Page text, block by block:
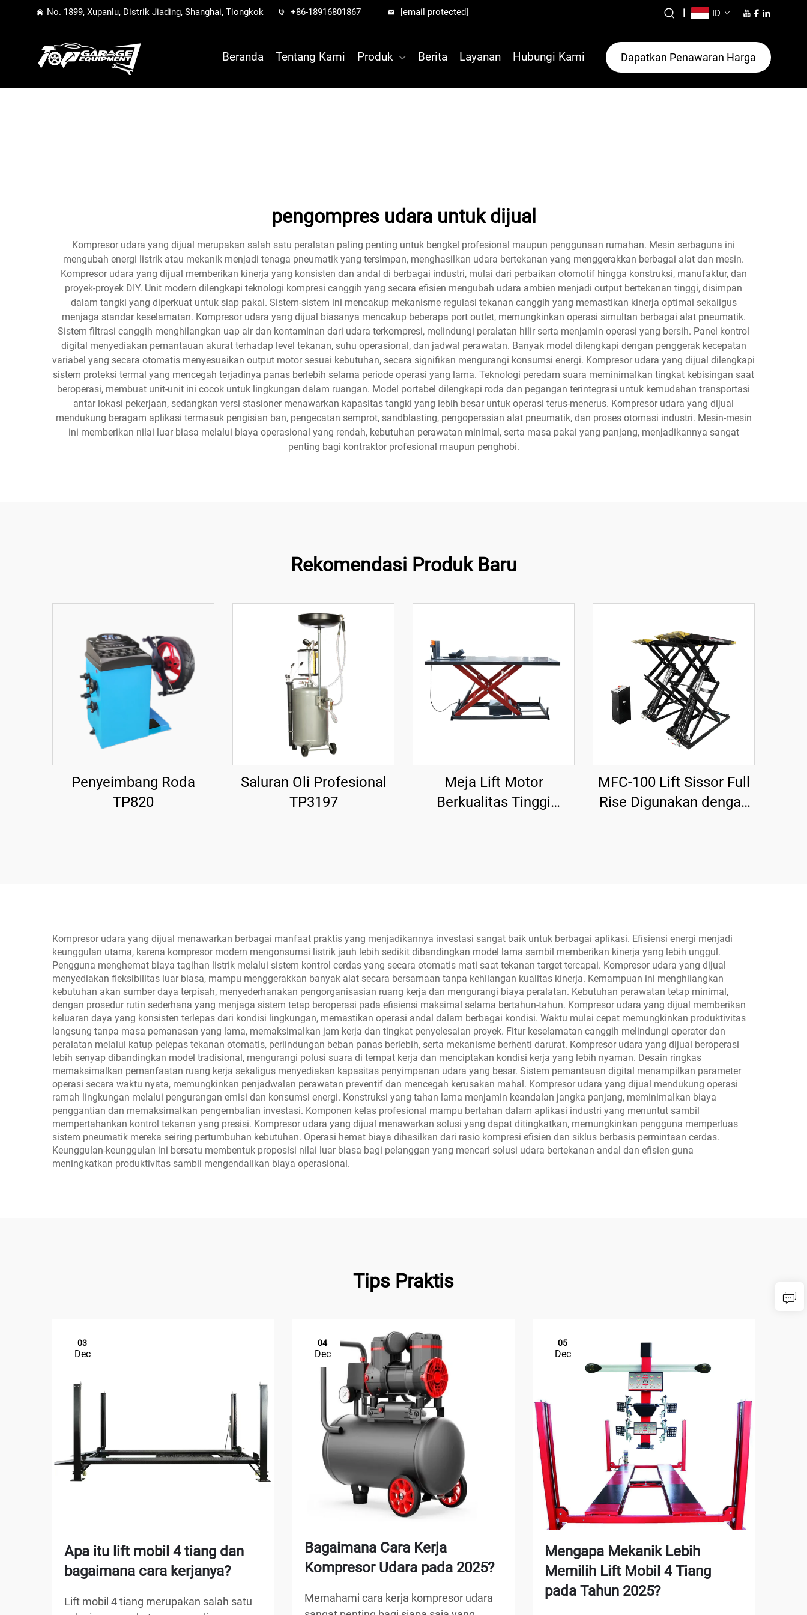
No. 1899, Xupanlu, Distrik Jiading, Shanghai, Tiongkok +86-18916801867 [email protected] | ID
Beranda Tentang Kami Produk Berita Layanan Hubungi Kami Dapatkan Penawaran Harga
pengompres udara untuk dijual
Kompresor udara yang dijual merupakan salah satu peralatan paling penting untuk bengkel profesional maupun penggunaan rumahan. Mesin serbaguna ini
mengubah energi listrik atau mekanik menjadi tenaga pneumatik yang tersimpan, menghasilkan udara bertekanan yang menggerakkan berbagai alat dan mesin.
Kompresor udara yang dijual memberikan kinerja yang konsisten dan andal di berbagai industri, mulai dari perbaikan otomotif hingga konstruksi, manufaktur, dan
proyek-proyek DIY. Unit modern dilengkapi teknologi kompresi canggih yang secara efisien mengubah udara ambien menjadi output bertekanan tinggi, disimpan
dalam tangki yang diperkuat untuk siap pakai. Sistem-sistem ini mencakup mekanisme regulasi tekanan canggih yang memastikan kinerja optimal sekaligus
menjaga standar keselamatan. Kompresor udara yang dijual biasanya mencakup beberapa port outlet, memungkinkan operasi simultan berbagai alat pneumatik.
Sistem filtrasi canggih menghilangkan uap air dan kontaminan dari udara terkompresi, melindungi peralatan hilir serta menjamin operasi yang bersih. Panel kontrol
digital menyediakan pemantauan akurat terhadap level tekanan, suhu operasional, dan jadwal perawatan. Banyak model dilengkapi dengan penggerak kecepatan
variabel yang secara otomatis menyesuaikan output motor sesuai kebutuhan, secara signifikan mengurangi konsumsi energi. Kompresor udara yang dijual dilengkapi
sistem proteksi termal yang mencegah terjadinya panas berlebih selama periode operasi yang lama. Teknologi peredam suara meminimalkan tingkat kebisingan saat
beroperasi, membuat unit-unit ini cocok untuk lingkungan dalam ruangan. Model portabel dilengkapi roda dan pegangan terintegrasi untuk kemudahan transportasi
antar lokasi pekerjaan, sedangkan versi stasioner menawarkan kapasitas tangki yang lebih besar untuk operasi terus-menerus. Kompresor udara yang dijual
mendukung beragam aplikasi termasuk pengisian ban, pengecatan semprot, sandblasting, pengoperasian alat pneumatik, dan proses otomasi industri. Mesin-mesin
ini memberikan nilai luar biasa melalui biaya operasional yang rendah, kebutuhan perawatan minimal, serta masa pakai yang panjang, menjadikannya sangat
penting bagi kontraktor profesional maupun penghobi.
Rekomendasi Produk Baru
Penyeimbang Roda
TP820
Saluran Oli Profesional
TP3197
Meja Lift Motor
Berkualitas Tinggi
MFC-100 Lift Sissor Full
Rise Digunakan dengan
Kompresor udara yang dijual menawarkan berbagai manfaat praktis yang menjadikannya investasi sangat baik untuk berbagai aplikasi. Efisiensi energi menjadi
keunggulan utama, karena kompresor modern mengonsumsi listrik jauh lebih sedikit dibandingkan model lama sambil memberikan kinerja yang lebih unggul.
Pengguna menghemat biaya tagihan listrik melalui sistem kontrol cerdas yang secara otomatis mati saat tekanan target tercapai. Kompresor udara yang dijual
menyediakan fleksibilitas luar biasa, mampu menggerakkan banyak alat secara bersamaan tanpa kehilangan kualitas kinerja. Kemampuan ini menghilangkan
kebutuhan akan sumber daya terpisah, menyederhanakan pengorganisasian ruang kerja dan mengurangi biaya peralatan. Kebutuhan perawatan tetap minimal,
dengan prosedur rutin sederhana yang menjaga sistem tetap beroperasi pada efisiensi maksimal selama bertahun-tahun. Kompresor udara yang dijual memberikan
keluaran daya yang konsisten terlepas dari kondisi lingkungan, memastikan operasi andal dalam berbagai kondisi. Waktu mulai cepat memungkinkan produktivitas
langsung tanpa masa pemanasan yang lama, memaksimalkan jam kerja dan tingkat penyelesaian proyek. Fitur keselamatan canggih melindungi operator dan
peralatan melalui katup pelepas tekanan otomatis, perlindungan beban panas berlebih, serta mekanisme berhenti darurat. Kompresor udara yang dijual beroperasi
lebih senyap dibandingkan model tradisional, mengurangi polusi suara di tempat kerja dan menciptakan kondisi kerja yang lebih nyaman. Desain ringkas
memaksimalkan pemanfaatan ruang kerja sekaligus menyediakan kapasitas penyimpanan udara yang besar. Sistem pemantauan digital menampilkan parameter
operasi secara waktu nyata, memungkinkan penjadwalan perawatan preventif dan mencegah kerusakan mahal. Kompresor udara yang dijual mendukung operasi
ramah lingkungan melalui pengurangan emisi dan konsumsi energi. Konstruksi yang tahan lama menjamin keandalan jangka panjang, meminimalkan biaya
penggantian dan memaksimalkan pengembalian investasi. Komponen kelas profesional mampu bertahan dalam aplikasi industri yang menuntut sambil
mempertahankan kontrol tekanan yang presisi. Kompresor udara yang dijual menawarkan solusi yang dapat ditingkatkan, memungkinkan pengguna memperluas
sistem pneumatik mereka seiring pertumbuhan kebutuhan. Operasi hemat biaya dihasilkan dari rasio kompresi efisien dan siklus berbasis permintaan cerdas.
Keunggulan-keunggulan ini bersatu membentuk proposisi nilai luar biasa bagi pelanggan yang mencari solusi udara bertekanan andal dan efisien guna
meningkatkan produktivitas sambil mengendalikan biaya operasional.
Tips Praktis
03
Dec
Apa itu lift mobil 4 tiang dan
bagaimana cara kerjanya?
Lift mobil 4 tiang merupakan salah satu
04
Dec
Bagaimana Cara Kerja
Kompresor Udara pada 2025?
Memahami cara kerja kompresor udara
05
Dec
Mengapa Mekanik Lebih
Memilih Lift Mobil 4 Tiang
pada Tahun 2025?